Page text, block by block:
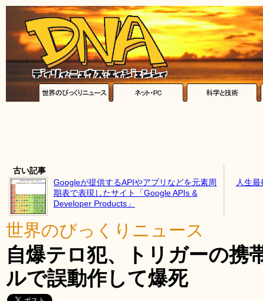
古い記事
Googleが提供するAPIやアプリなどを元素周
期表で表現したサイト「Google APIs &
Developer Products」
人生
世界のびっくりニュース
自爆テロ犯、トリガーの携
ルで誤動作して爆死